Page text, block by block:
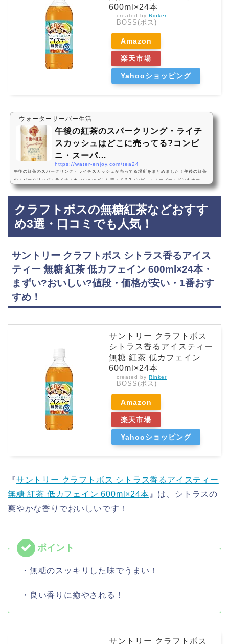
600ml×24本
created by Rinker
BOSS(ボス)
Amazon
楽天市場
Yahooショッピング
ウォーターサーバー生活
午後の紅茶のスパークリング・ライチ
スカッシュはどこに売ってる?コンビ
ニ・スーパ…
https://water-enjoy.com/tea24
午後の紅茶のスパークリング・ライチスカッシュが売ってる場所をまとめました！午後の紅茶
のスパークリング・ライチスカッシュはどこに売ってる?コンビニ・スーパー・ドンキホー
テ・販売店・発売日・2024年7月2日発売予定・売ってない・Amazon・楽天・どこで買える?
ドンキホーテなどに売っています！売ってない店も多いので、Amazonや楽天でも午後の紅茶
のSparkling・ライチスカッシュが手軽に買えておすすめです！午後の紅茶のスパークリン
グ・…
クラフトボスの無糖紅茶などおすす
め3選・口コミでも人気！
サントリー クラフトボス シトラス香るアイス
ティー 無糖 紅茶 低カフェイン 600ml×24本・
まずい?おいしい?値段・価格が安い・1番おす
すめ！
サントリー クラフトボス
シトラス香るアイスティー
無糖 紅茶 低カフェイン
600ml×24本
created by Rinker
BOSS(ボス)
Amazon
楽天市場
Yahooショッピング
『 サントリー クラフトボス シトラス香るアイスティー
無糖 紅茶 低カフェイン 600ml×24本』は、シトラスの
爽やかな香りでおいしいです！
・無糖のスッキリした味でうまい！
・良い香りに癒やされる！
サントリー クラフトボス